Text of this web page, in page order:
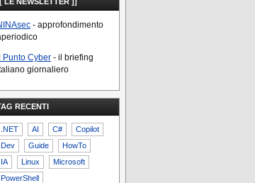
- approfondimento
Il Punto Cyber - il briefing
giornaliero
RECENTI
.NET AI C#
Copilot
Dev
Guide
HowTo
IA
Linux
Microsoft
PowerShell